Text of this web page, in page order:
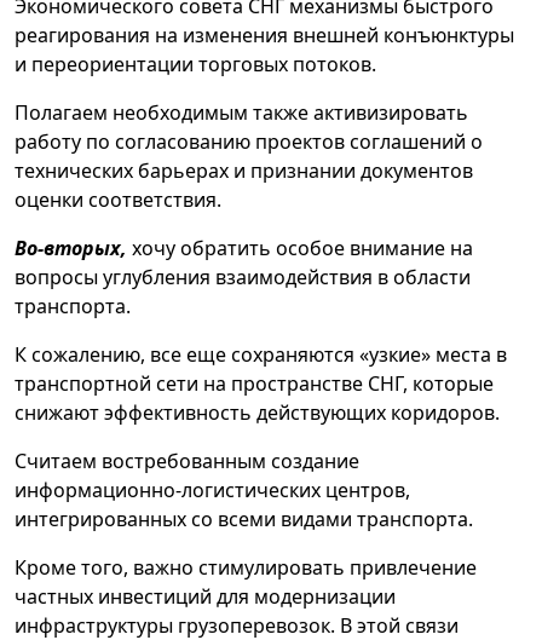
Экономического совета СНГ механизмы быстрого
реагирования на изменения внешней конъюнктуры
и переориентации торговых потоков.
Полагаем необходимым также активизировать
работу по согласованию проектов соглашений о
технических барьерах и признании документов
оценки соответствия.
Во-вторых, хочу обратить особое внимание на
вопросы углубления взаимодействия в области
транспорта.
К сожалению, все еще сохраняются «узкие» места в
транспортной сети на пространстве СНГ, которые
снижают эффективность действующих коридоров.
Считаем востребованным создание
информационно-логистических центров,
интегрированных со всеми видами транспорта.
Кроме того, важно стимулировать привлечение
частных инвестиций для модернизации
инфраструктуры грузоперевозок. В этой связи